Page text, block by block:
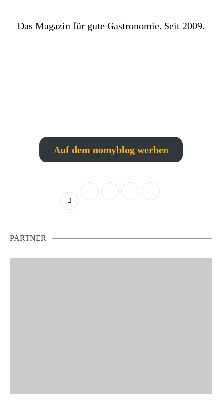
Das Magazin für gute Gastronomie. Seit 2009.
Auf dem nomyblog werben
PARTNER